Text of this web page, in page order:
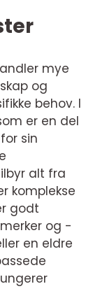
mye
og
behov. I
er en del
sin
alt fra
komplekse
godt
og -
en eldre